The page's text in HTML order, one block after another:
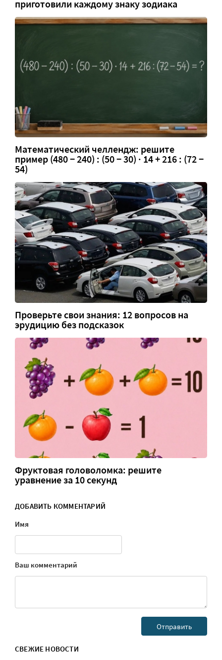
приготовили каждому знаку зодиака
Математический челлендж: решите
пример (480 − 240) : (50 − 30) · 14 + 216 : (72 −
54)
Проверьте свои знания: 12 вопросов на
эрудицию без подсказок
Фруктовая головоломка: решите
уравнение за 10 секунд
ДОБАВИТЬ КОММЕНТАРИЙ
Имя
Ваш комментарий
СВЕЖИЕ НОВОСТИ